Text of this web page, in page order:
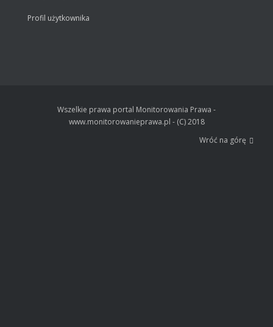
Profil użytkownika
Wszelkie prawa portal Monitorowania Prawa -
www.monitorowanieprawa.pl - (C) 2018
Wróć na górę